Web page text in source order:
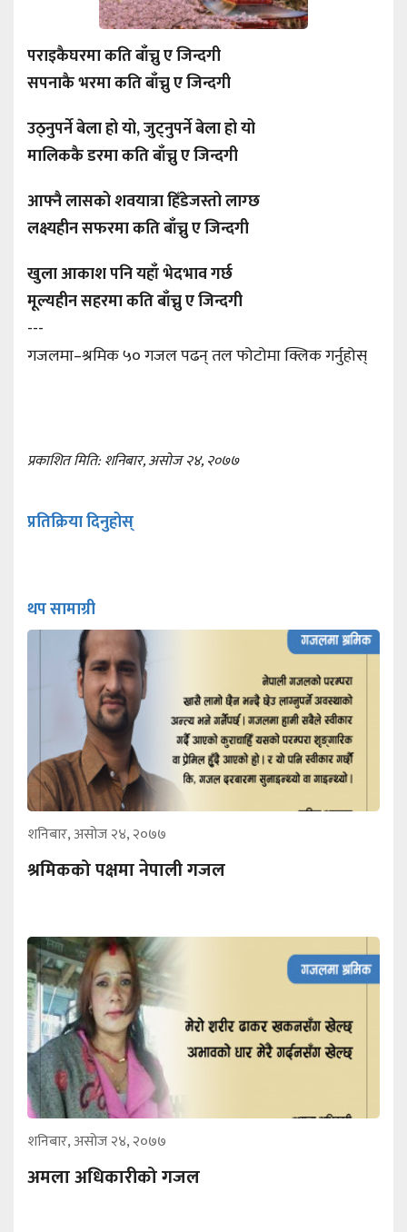
पराइकैघरमा कति बाँच्नु ए जिन्दगी
सपनाकै भरमा कति बाँच्नु ए जिन्दगी
उठ्नुपर्ने बेला हो यो, जुट्नुपर्ने बेला हो यो
मालिककै डरमा कति बाँच्नु ए जिन्दगी
आफ्नै लासको शवयात्रा हिँडेजस्तो लाग्छ
लक्ष्यहीन सफरमा कति बाँच्नु ए जिन्दगी
खुला आकाश पनि यहाँ भेदभाव गर्छ
मूल्यहीन सहरमा कति बाँच्नु ए जिन्दगी
---
गजलमा–श्रमिक ५० गजल पढन् तल फोटोमा क्लिक गर्नुहोस्
प्रकाशित मिति: शनिबार, असोज २४, २०७७
प्रतिक्रिया दिनुहोस्
थप सामाग्री
शनिबार, असोज २४, २०७७
श्रमिकको पक्षमा नेपाली गजल
शनिबार, असोज २४, २०७७
अमला अधिकारीको गजल